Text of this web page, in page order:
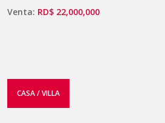
Venta: RD$ 22,000,000
CASA / VILLA